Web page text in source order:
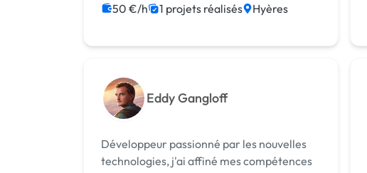
50 €/h 1 projets réalisés Hyères
Eddy Gangloff
Développeur passionné par les nouvelles
technologies, j'ai affiné mes compétences